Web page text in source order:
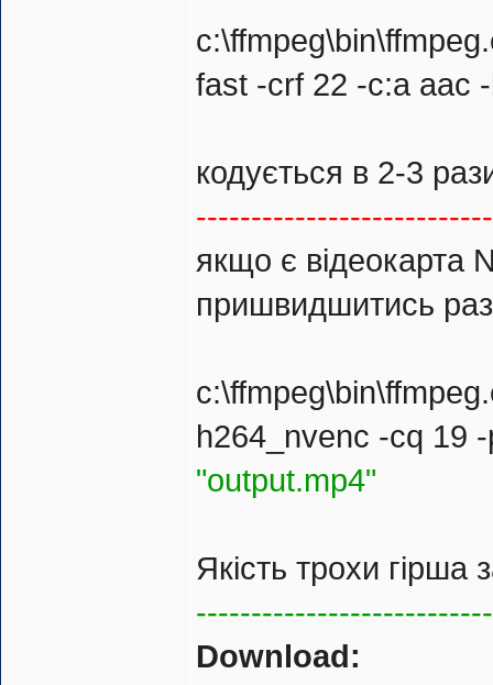
fast -crf 22 -c:a aac
кодується в 2-3
якщо є відеокарта
пришвидшитись
h264_nvenc -cq 19
"output.mp4"
Якість трохи гірша
Download: